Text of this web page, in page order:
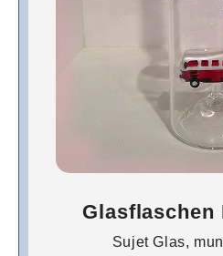
Glasflaschen
Sujet Glas,